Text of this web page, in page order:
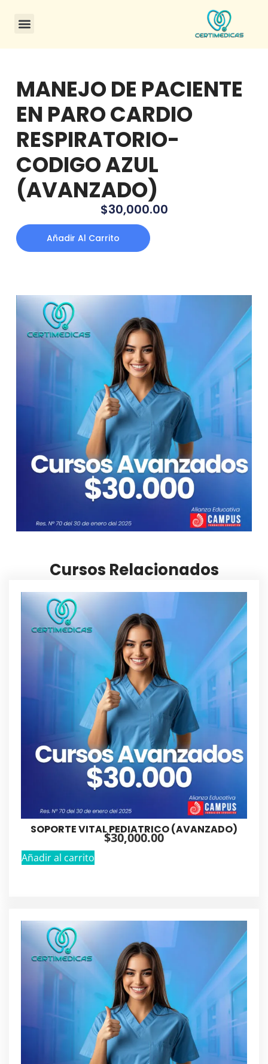
MANEJO DE PACIENTE
EN PARO CARDIO
RESPIRATORIO-
CODIGO AZUL
(AVANZADO)
$30,000.00
Añadir Al Carrito
Cursos Relacionados
SOPORTE VITAL PEDIATRICO (AVANZADO)
$30,000.00
Añadir al carrito